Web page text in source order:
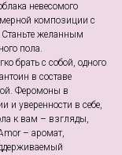
невесомого
композиции с
желанным
пола.
брать с собой, одного
в составе
Феромоны в
и уверенности в себе,
к вам – взгляды,
– аромат,